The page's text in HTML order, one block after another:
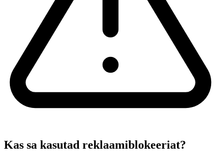
Kas sa kasutad reklaamiblokeeriat?